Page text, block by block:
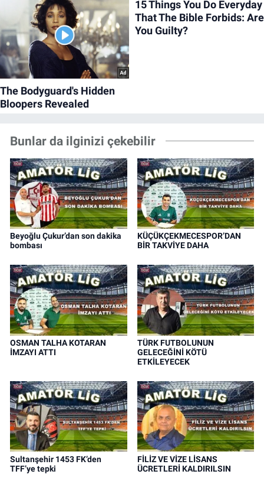
Bunlar da ilginizi çekebilir
Beyoğlu Çukur’dan son dakika
bombası
KÜÇÜKÇEKMECESPOR’DAN
BİR TAKVİYE DAHA
OSMAN TALHA KOTARAN
İMZAYI ATTI
TÜRK FUTBOLUNUN
GELECEĞİNİ KÖTÜ
ETKİLEYECEK
Sultanşehir 1453 FK’den
TFF’ye tepki
FİLİZ VE VİZE LİSANS
ÜCRETLERİ KALDIRILSIN